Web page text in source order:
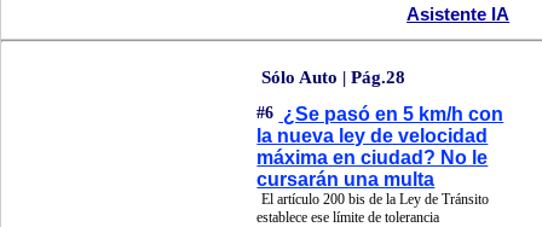
Asistente IA
Sólo Auto | Pág.28
#6 ¿Se pasó en 5 km/h con
la nueva ley de velocidad
máxima en ciudad? No le
cursarán una multa
El artículo 200 bis de la Ley de Tránsito
establece ese límite de tolerancia